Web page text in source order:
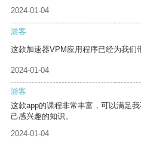
2024-01-04
游客
这款加速器VPM应用程序已经为我们
2024-01-04
游客
这款app的课程非常丰富，可以满足
己感兴趣的知识。
2024-01-04